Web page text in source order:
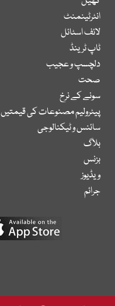
انٹرٹینمنٹ
لائف اسٹائل
ٹاپ ٹرینڈ
دلچسپ و عجیب
صحت
سونے کے نرخ
پیٹرولیم مصنوعات کی قیمتیں
سائنس و ٹیکنالوجی
بلاگ
بزنس
ویڈیوز
جرائم